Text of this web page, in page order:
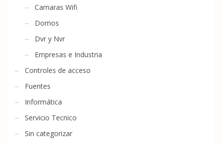
Camaras Wifi
Domos
Dvr y Nvr
Empresas e Industria
Controles de acceso
Fuentes
Informática
Servicio Tecnico
Sin categorizar